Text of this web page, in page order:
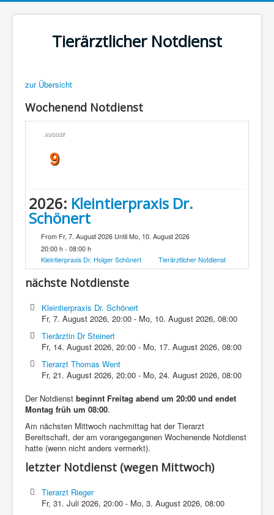
Tierärztlicher Notdienst
zur Übersicht
Wochenend Notdienst
AUGUST
9
2026: Kleintierpraxis Dr.
Schönert
From Fr, 7. August 2026 Until Mo, 10. August 2026
20:00 h - 08:00 h
Kleintierpraxis Dr. Holger Schönert
Tierärztlicher Notdienst
nächste Notdienste
Kleintierpraxis Dr. Schönert
Fr, 7. August 2026,20:00 - Mo, 10. August 2026,08:00
Tierärztin Dr Steinert
Fr, 14. August 2026,20:00 - Mo, 17. August 2026,08:00
Tierarzt Thomas Went
Fr, 21. August 2026,20:00 - Mo, 24. August 2026,08:00
Der Notdienst beginnt Freitag abend um 20:00 und endet
Montag früh um 08:00.
Am nächsten Mittwoch nachmittag hat der Tierarzt
Bereitschaft, der am vorangegangenen Wochenende Notdienst
hatte (wenn nicht anders vermerkt).
letzter Notdienst (wegen Mittwoch)
Tierarzt Rieger
Fr, 31. Juli 2026,20:00 - Mo, 3. August 2026,08:00